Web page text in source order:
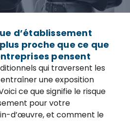
d’établissement
proche que ce que
pensent
qui traversent les
une exposition
ce que signifie le risque
pour votre
d’œuvre, et comment le